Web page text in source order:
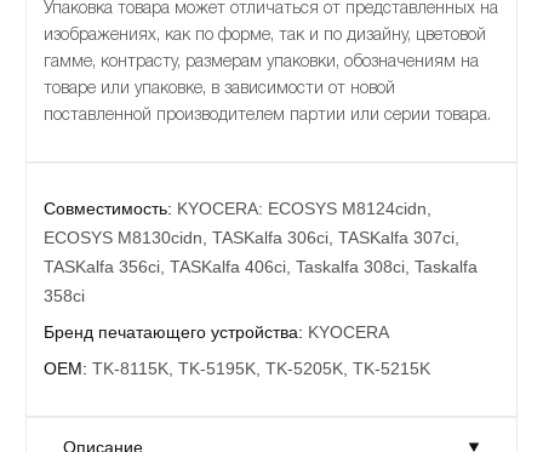
Упаковка товара может отличаться от представленных на
изображениях, как по форме, так и по дизайну, цветовой
гамме, контрасту, размерам упаковки, обозначениям на
товаре или упаковке, в зависимости от новой
поставленной производителем партии или серии товара.
Совместимость: KYOCERA: ECOSYS M8124cidn,
ECOSYS M8130cidn, TASKalfa 306ci, TASKalfa 307ci,
TASKalfa 356ci, TASKalfa 406ci, Taskalfa 308ci, Taskalfa
358ci
Бренд печатающего устройства: KYOCERA
OEM: TK-8115K, TK-5195K, TK-5205K, TK-5215K
Описание